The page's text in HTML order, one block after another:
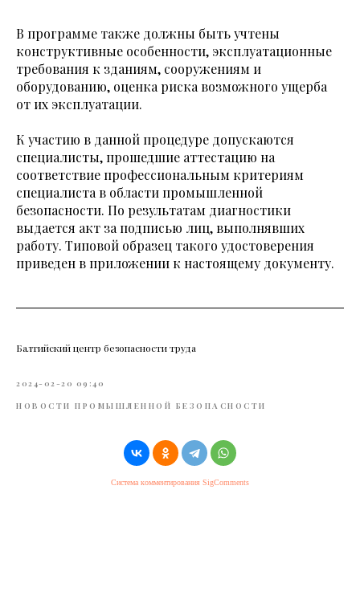
В программе также должны быть учтены
конструктивные особенности, эксплуатационные
требования к зданиям, сооружениям и
оборудованию, оценка риска возможного ущерба
от их эксплуатации.
К участию в данной процедуре допускаются
специалисты, прошедшие аттестацию на
соответствие профессиональным критериям
специалиста в области промышленной
безопасности. По результатам диагностики
выдается акт за подписью лиц, выполнявших
работу. Типовой образец такого удостоверения
приведен в приложении к настоящему документу.
Балтийский центр безопасности труда
2024-02-20 09:40
НОВОСТИ ПРОМЫШЛЕННОЙ БЕЗОПАСНОСТИ
Система комментирования SigComments